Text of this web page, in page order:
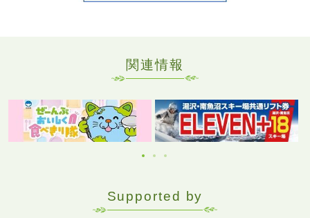
関連情報
Supported by